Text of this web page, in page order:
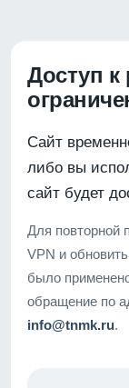
Доступ к
Сайт
либо вы
сайт будет
Для повторной
VPN и
было
обращение по
info@tnmk.ru.